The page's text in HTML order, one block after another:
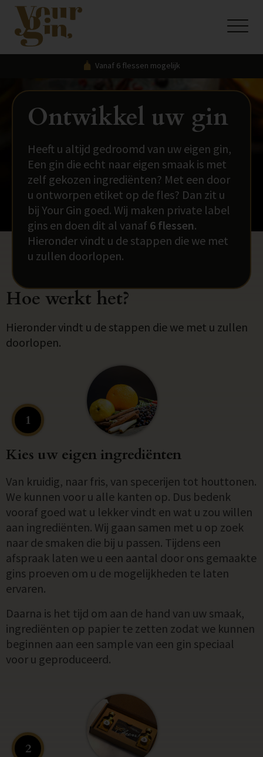
Vanaf 6 flessen mogelijk
Ontwikkel uw gin
Heeft u altijd gedroomd van uw eigen gin,
Een gin die echt naar eigen smaak is met
zelf gekozen ingrediënten? Met een door
u ontworpen etiket op de fles? Dan zit u
bij Your Gin goed. Wij maken private label
gins en doen dit al vanaf 6 flessen.
Hieronder vindt u de stappen die we met
u zullen doorlopen.
Hoe werkt het?
Hieronder vindt u de stappen die we met u zullen
doorlopen.
1
Kies uw eigen ingrediënten
Van kruidig, naar fris, van specerijen tot houttonen.
We kunnen voor u alle kanten op. Dus bedenk
vooraf goed wat u lekker vindt en wat u zou willen
aan ingrediënten. Wij gaan samen met u op zoek
naar de smaken die bij u passen. Tijdens een
afspraak laten we u een aantal door ons gemaakte
gins proeven om u de mogelijkheden te laten
ervaren.
Daarna is het tijd om aan de hand van uw smaak,
ingrediënten op papier te zetten zodat we kunnen
beginnen aan een sample van een gin speciaal
voor u geproduceerd.
2